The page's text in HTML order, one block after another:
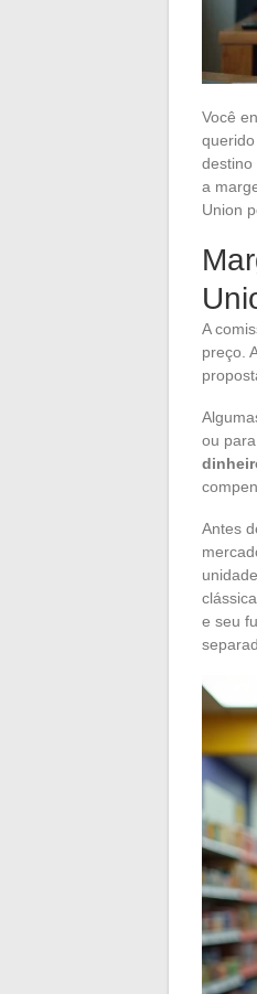
Você
destino
a
Union
A
preço.
ou
Antes
e seu